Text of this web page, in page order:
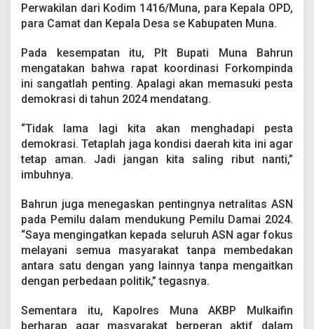
S
o
N
e
t
r
i
t
a
N
P
a
d
P
e
i
l
Perwakilan dari Kodim 1416/Muna, para Kepala OPD,
para Camat dan Kepala Desa se Kabupaten Muna.
Pada kesempatan itu, Plt Bupati Muna Bahrun
mengatakan bahwa rapat koordinasi Forkompinda
ini sangatlah penting. Apalagi akan memasuki pesta
demokrasi di tahun 2024 mendatang.
“Tidak lama lagi kita akan menghadapi pesta
demokrasi. Tetaplah jaga kondisi daerah kita ini agar
tetap aman. Jadi jangan kita saling ribut nanti,”
imbuhnya.
Bahrun juga menegaskan pentingnya netralitas ASN
pada Pemilu dalam mendukung Pemilu Damai 2024.
“Saya mengingatkan kepada seluruh ASN agar fokus
melayani semua masyarakat tanpa membedakan
antara satu dengan yang lainnya tanpa mengaitkan
dengan perbedaan politik,” tegasnya.
Sementara itu, Kapolres Muna AKBP Mulkaifin
berharap agar masyarakat berperan aktif dalam